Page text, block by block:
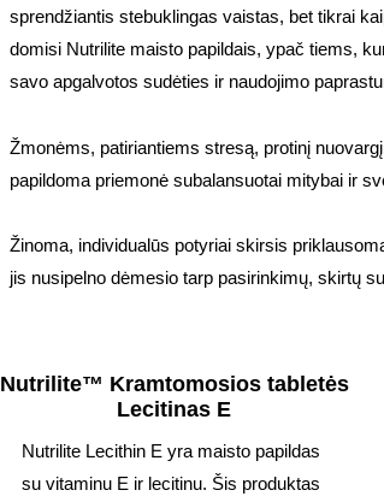
sprendžiantis stebuklingas vaistas, bet tikrai
domisi Nutrilite maisto papildais, ypač tiems,
savo apgalvotos sudėties ir naudojimo
Žmonėms, patiriantiems stresą, protinį
papildoma priemonė subalansuotai mitybai ir
Žinoma, individualūs potyriai skirsis
jis nusipelno dėmesio tarp pasirinkimų, skirtų
Nutrilite™ Kramtomosios tabletės
Lecitinas E
Nutrilite Lecithin E yra maisto papildas
su vitaminu E ir lecitinu. Šis produktas